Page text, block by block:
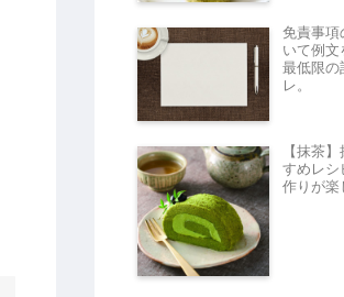
免責事項
いて例文
最低限の
レ。
【抹茶
すめレ
作りが楽